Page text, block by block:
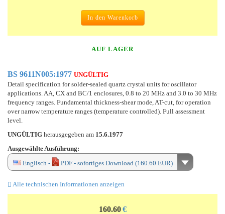
In den Warenkorb
AUF LAGER
BS 9611N005:1977 UNGÜLTIG
Detail specification for solder-sealed quartz crystal units for oscillator
applications. AA, CX and BC/1 enclosures, 0.8 to 20 MHz and 3.0 to 30 MHz
frequency ranges. Fundamental thickness-shear mode, AT-cut, for operation
over narrow temperature ranges (temperature controlled). Full assessment
level.
UNGÜLTIG herausgegeben am 15.6.1977
Ausgewählte Ausführung:
Englisch -
PDF - sofortiges Download (160.60 EUR)
Alle technischen Informationen anzeigen
160.60 €